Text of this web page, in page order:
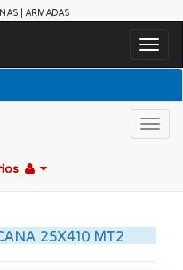
| ARMADAS
25X410 MT2